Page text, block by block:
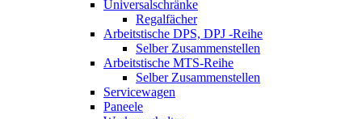
Universalschränke
Regalfächer
Arbeitstische DPS, DPJ -Reihe
Selber Zusammenstellen
Arbeitstische MTS-Reihe
Selber Zusammenstellen
Servicewagen
Paneele